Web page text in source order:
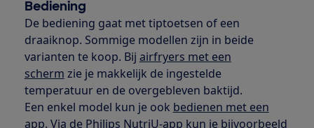
Bediening
De bediening gaat met tiptoetsen of een
draaiknop. Sommige modellen zijn in beide
varianten te koop. Bij airfryers met een
scherm zie je makkelijk de ingestelde
temperatuur en de overgebleven baktijd.
Een enkel model kun je ook bedienen met een
app. Via de Philips NutriU-app kun je bijvoorbeeld